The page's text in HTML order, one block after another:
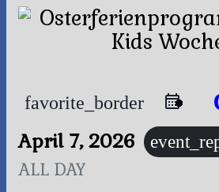
favorite_border
April 7, 2026
ALL DAY